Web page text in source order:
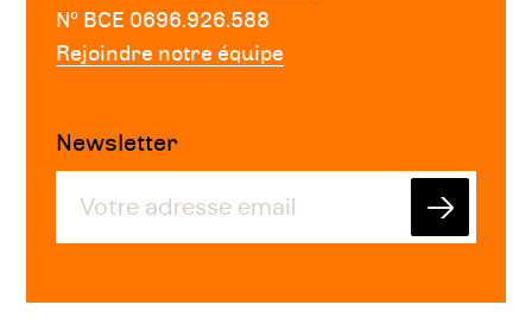
Nº BCE 0696.926.588
Rejoindre notre équipe
Newsletter